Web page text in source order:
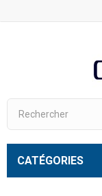
CATÉGORIES